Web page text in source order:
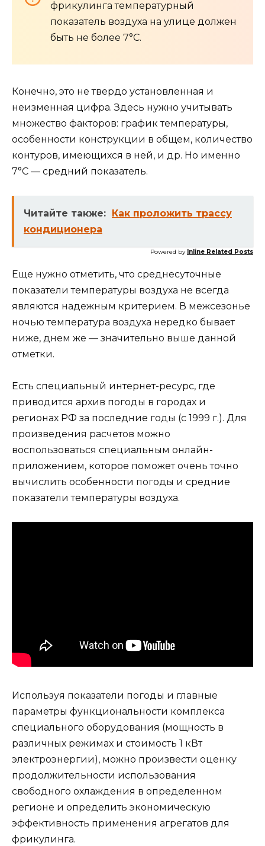
фрикулинга температурный
показатель воздуха на улице должен
быть не более 7°С.
Конечно, это не твердо установленная и
неизменная цифра. Здесь нужно учитывать
множество факторов: график температуры,
особенности конструкции в общем, количество
контуров, имеющихся в ней, и др. Но именно
7°С — средний показатель.
Читайте также: Как проложить трассу
кондиционера
Powered by Inline Related Posts
Еще нужно отметить, что среднесуточные
показатели температуры воздуха не всегда
являются надежным критерием. В межсезонье
ночью температура воздуха нередко бывает
ниже, днем же — значительно выше данной
отметки.
Есть специальный интернет-ресурс, где
приводится архив погоды в городах и
регионах РФ за последние годы (с 1999 г.). Для
произведения расчетов можно
воспользоваться специальным онлайн-
приложением, которое поможет очень точно
вычислить особенности погоды и средние
показатели температуры воздуха.
Используя показатели погоды и главные
параметры функциональности комплекса
специального оборудования (мощность в
различных режимах и стоимость 1 кВт
электроэнергии), можно произвести оценку
продолжительности использования
свободного охлаждения в определенном
регионе и определить экономическую
эффективность применения агрегатов для
фрикулинга.